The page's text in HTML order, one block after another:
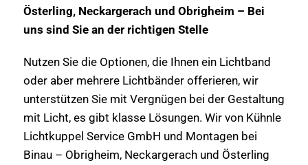
Österling, Neckargerach und Obrigheim – Bei
uns sind Sie an der richtigen Stelle
Nutzen Sie die Optionen, die Ihnen ein Lichtband
oder aber mehrere Lichtbänder offerieren, wir
unterstützen Sie mit Vergnügen bei der Gestaltung
mit Licht, es gibt klasse Lösungen. Wir von Kühnle
Lichtkuppel Service GmbH und Montagen bei
Binau – Obrigheim, Neckargerach und Österling